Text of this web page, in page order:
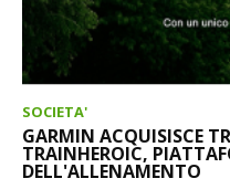
SOCIETA'
GARMIN ACQUISISCE
TRAINHEROIC,
DELL'ALLENAMENTO